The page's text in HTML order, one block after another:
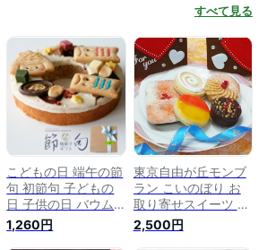
すべて見る
こどもの日 端午の節
句 初節句 子どもの
日 子供の日 バウム
クーヘン バームクー
ヘン バウム チョコ
1,260円
東京自由が丘モンブ
ラン こいのぼり お
取り寄せスイーツ お
菓子 こどもの日 ギ
フト
2,500円